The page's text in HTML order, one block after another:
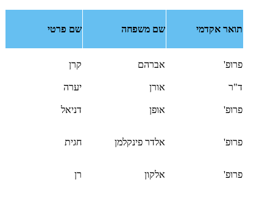
תואר אקדמי שם משפחה שם פרטי
פרופ' אברהם קרן
ד"ר אורן יערה
פרופ' אופן דניאל
פרופ' אלדר פינקלמן חגית
פרופ' אלקון רן